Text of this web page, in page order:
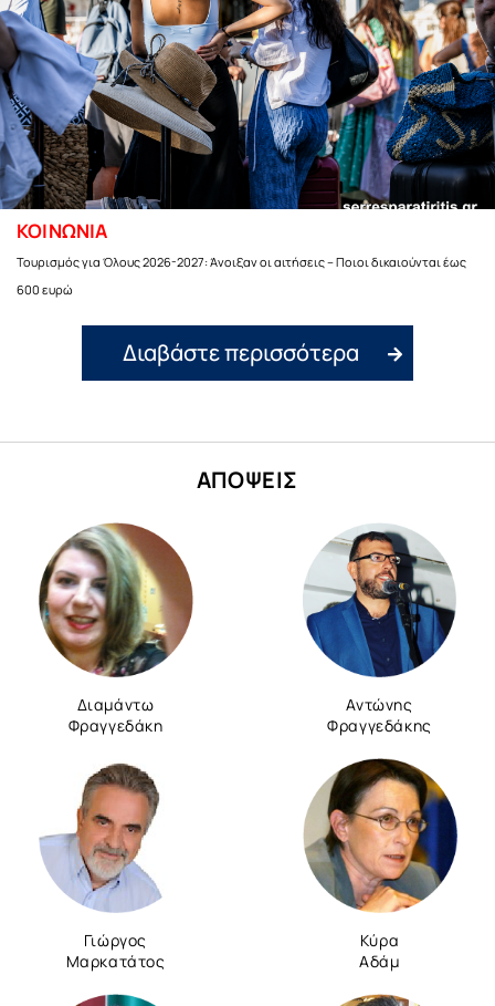
ΚΟΙΝΩΝΙΑ
Τουρισμός για Όλους 2026-2027: Άνοιξαν οι αιτήσεις – Ποιοι δικαιούνται έως
600 ευρώ
Διαβάστε περισσότερα
ΑΠΟΨΕΙΣ
Διαμάντω
Φραγγεδάκη
Αντώνης
Φραγγεδάκης
Γιώργος
Μαρκατάτος
Κύρα
Αδάμ